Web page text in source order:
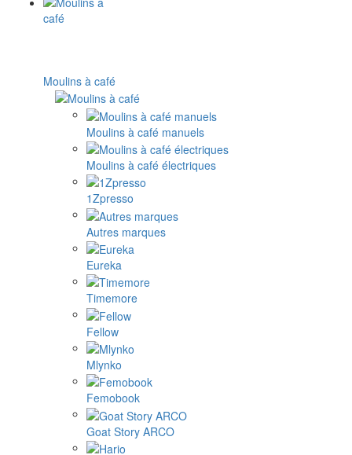
Moulins à café
Moulins à café manuels
Moulins à café électriques
1Zpresso
Autres marques
Eureka
Timemore
Fellow
Mlynko
Femobook
Goat Story ARCO